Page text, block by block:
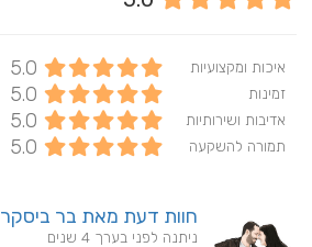
איכות ומקצועיות 5.0
זמינות 5.0
אדיבות ושירותיות 5.0
תמורה להשקעה 5.0
חוות דעת מאת בר ביסקר
ניתנה לפני בערך 4 שנים